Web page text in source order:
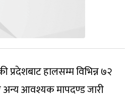
प्रदेशबाट हालसम्म विभिन्न ७२
अन्य आवश्यक मापदण्ड जारी